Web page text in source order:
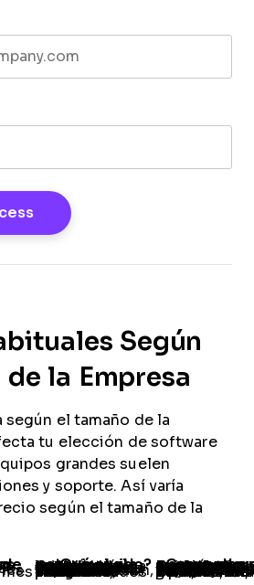
Según
la Empresa
según el tamaño de la
tu elección de software
grandes suelen
y soporte. Así varía
según el tamaño de la
¿Qué suele estar incluido? Casos de uso comunes y
Gestión básica de tickets, asientos de usuario limitados; soporte avanzado cuesta extra Gestión simple de tickets, equipos pequeños; Freshservice, SysAid, Spiceworks
Más usuarios, SLAs, reportes básicos; las integraciones personalizadas cuestan más Equipos en crecimiento, necesidades de estandarización; SolarWinds, ManageEngine, Ivanti
mes Funciones completas, automatización, integraciones; soporte premium adicional Flujos de trabajo complejos, varios departamentos; ServiceNow, BMC,
Soluciones integrales, análisis avanzados; precios personalizados Operaciones globales, alta personalización; ServiceNow, BMC, Ivanti